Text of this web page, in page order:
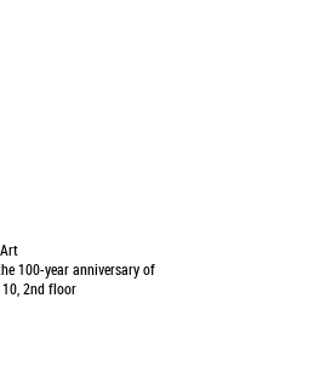
100-year anniversary of
2nd floor